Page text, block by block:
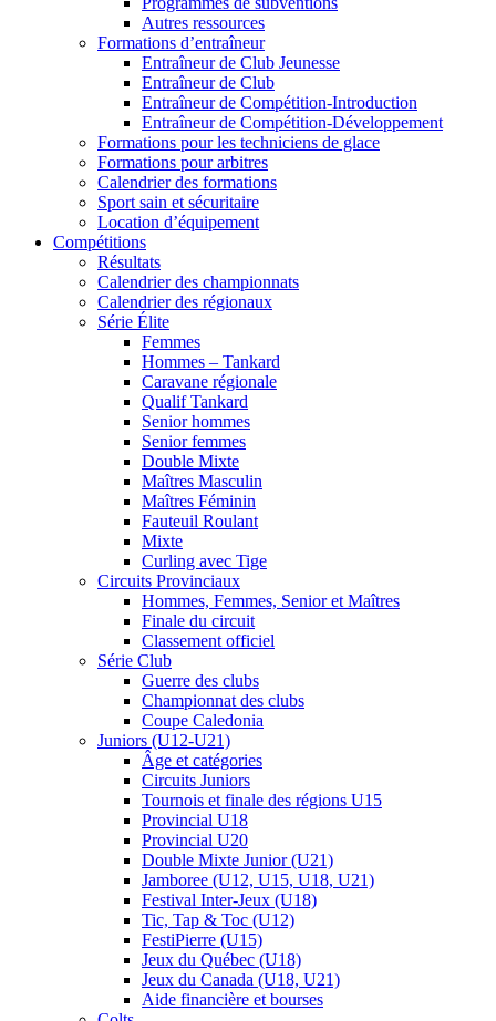
Autres ressources
Formations d’entraîneur
Entraîneur de Club Jeunesse
Entraîneur de Club
Entraîneur de Compétition-Introduction
Entraîneur de Compétition-Développement
Formations pour les techniciens de glace
Formations pour arbitres
Calendrier des formations
Sport sain et sécuritaire
Location d’équipement
Compétitions
Résultats
Calendrier des championnats
Calendrier des régionaux
Série Élite
Femmes
Hommes – Tankard
Caravane régionale
Qualif Tankard
Senior hommes
Senior femmes
Double Mixte
Maîtres Masculin
Maîtres Féminin
Fauteuil Roulant
Mixte
Curling avec Tige
Circuits Provinciaux
Hommes, Femmes, Senior et Maîtres
Finale du circuit
Classement officiel
Série Club
Guerre des clubs
Championnat des clubs
Coupe Caledonia
Juniors (U12-U21)
Âge et catégories
Circuits Juniors
Tournois et finale des régions U15
Provincial U18
Provincial U20
Double Mixte Junior (U21)
Jamboree (U12, U15, U18, U21)
Festival Inter-Jeux (U18)
Tic, Tap & Toc (U12)
FestiPierre (U15)
Jeux du Québec (U18)
Jeux du Canada (U18, U21)
Aide financière et bourses